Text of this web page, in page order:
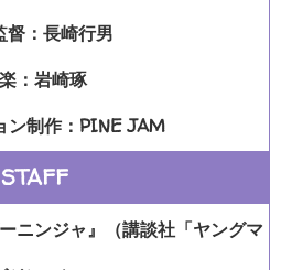
督：長崎行男
：岩崎琢
ン制作：PINE JAM
STAFF
ニンジャ』（講談社「ヤングマ